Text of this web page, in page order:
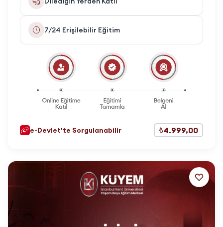
7/24 Erişilebilir Eğitim
e-Devlet'te Sorgulanabilir ₺4.999,00